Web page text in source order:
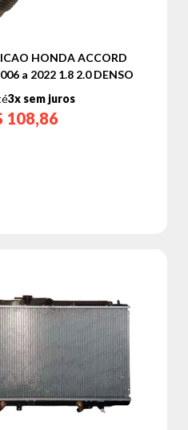
HONDA ACCORD
a 2022 1.8 2.0 DENSO
3x sem juros
108,86